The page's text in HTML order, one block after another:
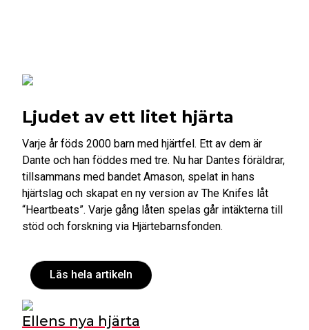
Ljudet av ett litet hjärta
Varje år föds 2000 barn med hjärtfel. Ett av dem är
Dante och han föddes med tre. Nu har Dantes föräldrar,
tillsammans med bandet Amason, spelat in hans
hjärtslag och skapat en ny version av The Knifes låt
“Heartbeats”. Varje gång låten spelas går intäkterna till
stöd och forskning via Hjärtebarnsfonden.
Läs hela artikeln
Ellens nya hjärta